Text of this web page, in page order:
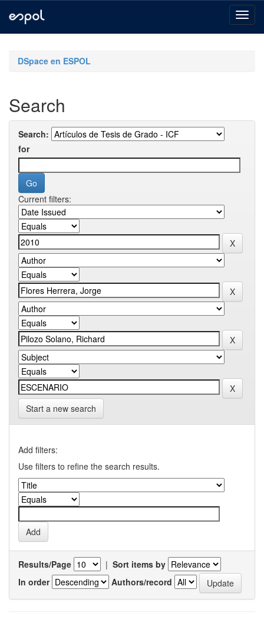
navigationDSpace en ESPOL
Search
Search:
for
Current filters:
Start a new search
Add filters:
Use filters to refine the search results.
Results/Page | Sort items by
In order
Authors/record